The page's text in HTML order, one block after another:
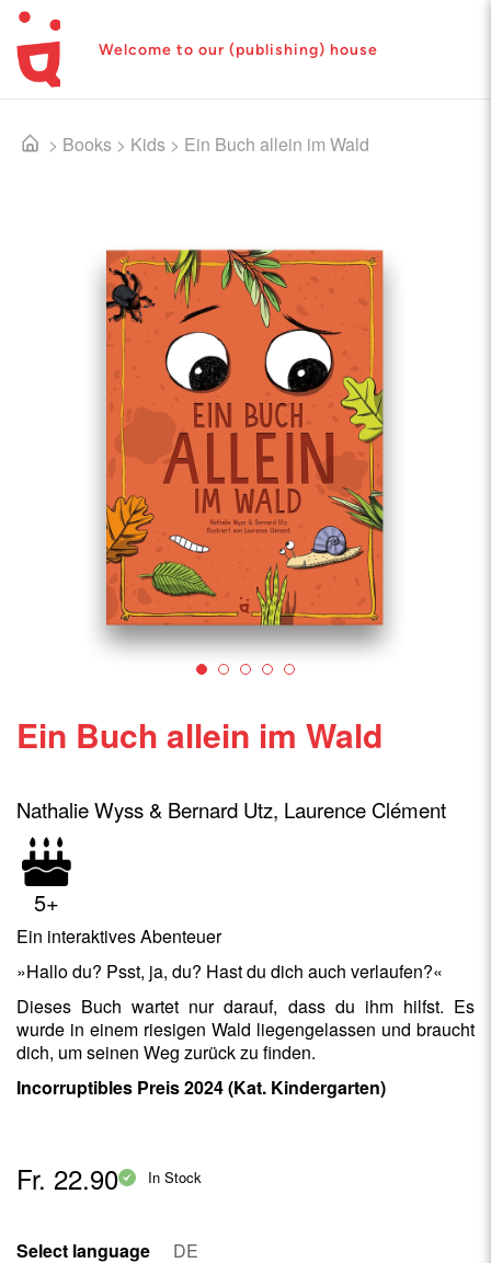
Welcome to our (publishing) house
> Books > Kids > Ein Buch allein im Wald
Ein Buch allein im Wald
Nathalie Wyss & Bernard Utz, Laurence Clément
5+
Ein interaktives Abenteuer
»Hallo du? Psst, ja, du? Hast du dich auch verlaufen?«
Dieses Buch wartet nur darauf, dass du ihm hilfst. Es
wurde in einem riesigen Wald liegengelassen und braucht
dich, um seinen Weg zurück zu finden.
Incorruptibles Preis 2024 (Kat. Kindergarten)
Fr. 22.90 In Stock
Select language DE